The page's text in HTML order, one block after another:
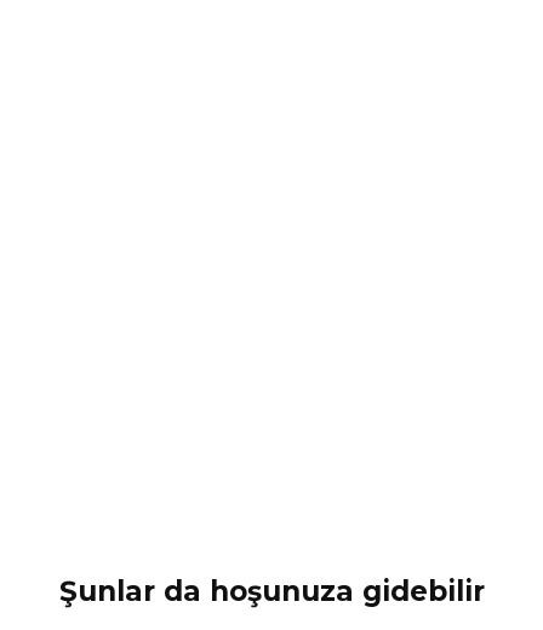
Şunlar da hoşunuza gidebilir